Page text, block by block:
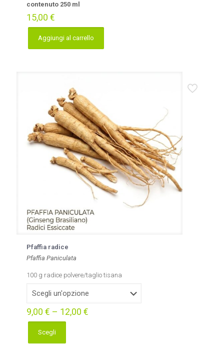
contenuto 250 ml
15,00 €
Aggiungi al carrello
Pfaffia radice
Pfaffia Paniculata
100 g radice polvere/taglio tisana
9,00 € – 12,00 €
Scegli
Questo
prodotto